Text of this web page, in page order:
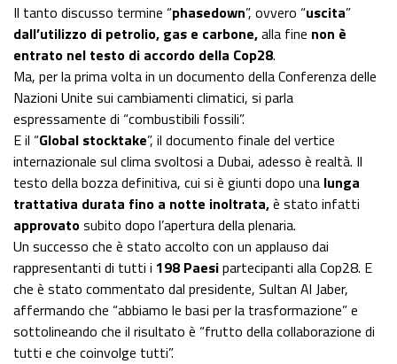
Il tanto discusso termine “phasedown”, ovvero “uscita”
dall’utilizzo di petrolio, gas e carbone,alla fine non è
entrato nel testo di accordo della Cop28.
Ma, per la prima volta in un documento della Conferenza delle
Nazioni Unite sui cambiamenti climatici, si parla
espressamente di “combustibili fossili”.
E il “Global stocktake”, il documento finale del vertice
internazionale sul clima svoltosi a Dubai, adesso è realtà. Il
testo della bozza definitiva, cui si è giunti dopo una lunga
trattativa durata fino a notte inoltrata,è stato infatti
approvatosubito dopo l’apertura della plenaria.
Un successo che è stato accolto con un applauso dai
rappresentanti di tutti i 198 Paesipartecipanti alla Cop28. E
che è stato commentato dal presidente, Sultan Al Jaber,
affermando che “abbiamo le basi per la trasformazione” e
sottolineando che il risultato è “frutto della collaborazione di
tutti e che coinvolge tutti”.